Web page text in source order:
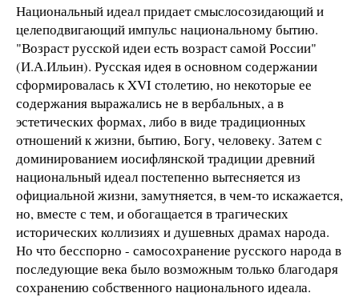
Национальный идеал придает смыслосозидающий и
целеподвигающий импульс национальному бытию.
"Возраст русской идеи есть возраст самой России"
(И.А.Ильин). Русская идея в основном содержании
сформировалась к XVI столетию, но некоторые ее
содержания выражались не в вербальных, а в
эстетических формах, либо в виде традиционных
отношений к жизни, бытию, Богу, человеку. Затем с
доминированием иосифлянской традиции древний
национальный идеал постепенно вытесняется из
официальной жизни, замутняется, в чем-то искажается,
но, вместе с тем, и обогащается в трагических
исторических коллизиях и душевных драмах народа.
Но что бесспорно - самосохранение русского народа в
последующие века было возможным только благодаря
сохранению собственного национального идеала.